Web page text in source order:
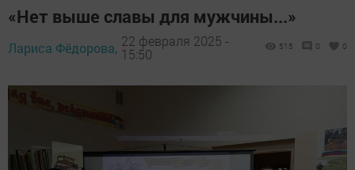
«Нет выше славы для мужчины...»
Лариса Фёдорова, 22 февраля 2025 -
15:50
515 0 0